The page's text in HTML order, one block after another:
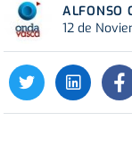
ALFONSO
12 de